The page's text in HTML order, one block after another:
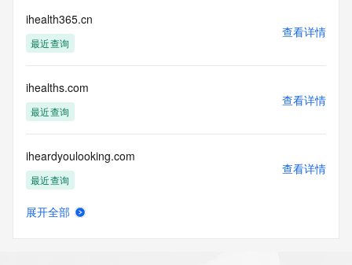
ihealth365.cn
最近查询
查看详情
ihealths.com
最近查询
查看详情
iheardyoulooking.com
最近查询
查看详情
展开全部